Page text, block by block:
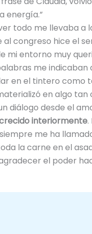
energía.”
todo me llevaba a
al congreso hice el
mi entorno muy
me indicaban
en el tintero como
en algo
diálogo desde el
interiormente
me ha
la carne en el
el poder